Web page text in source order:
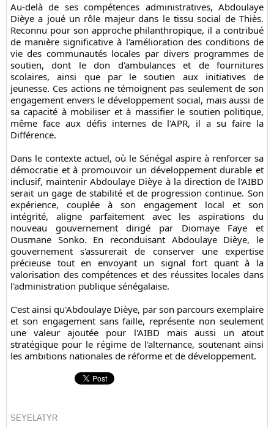
Au-delà de ses compétences administratives, Abdoulaye
Dièye a joué un rôle majeur dans le tissu social de Thiès.
Reconnu pour son approche philanthropique, il a contribué
de manière significative à l'amélioration des conditions de
vie des communautés locales par divers programmes de
soutien, dont le don d'ambulances et de fournitures
scolaires, ainsi que par le soutien aux initiatives de
jeunesse. Ces actions ne témoignent pas seulement de son
engagement envers le développement social, mais aussi de
sa capacité à mobiliser et à massifier le soutien politique,
même face aux défis internes de l'APR, il a su faire la
Différence.
Dans le contexte actuel, où le Sénégal aspire à renforcer sa
démocratie et à promouvoir un développement durable et
inclusif, maintenir Abdoulaye Dièye à la direction de l'AIBD
serait un gage de stabilité et de progression continue. Son
expérience, couplée à son engagement local et son
intégrité, aligne parfaitement avec les aspirations du
nouveau gouvernement dirigé par Diomaye Faye et
Ousmane Sonko. En reconduisant Abdoulaye Dièye, le
gouvernement s'assurerait de conserver une expertise
précieuse tout en envoyant un signal fort quant à la
valorisation des compétences et des réussites locales dans
l'administration publique sénégalaise.
C'est ainsi qu'Abdoulaye Dièye, par son parcours exemplaire
et son engagement sans faille, représente non seulement
une valeur ajoutée pour l'AIBD mais aussi un atout
stratégique pour le régime de l'alternance, soutenant ainsi
les ambitions nationales de réforme et de développement.
SEYELATYR